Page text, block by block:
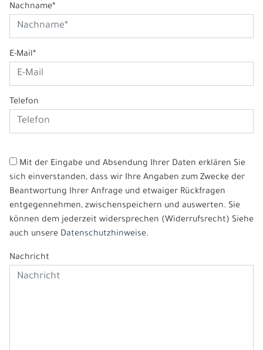
Nachname*
E-Mail*
Telefon
Mit der Eingabe und Absendung Ihrer Daten erklären Sie
sich einverstanden, dass wir Ihre Angaben zum Zwecke der
Beantwortung Ihrer Anfrage und etwaiger Rückfragen
entgegennehmen, zwischenspeichern und auswerten. Sie
können dem jederzeit widersprechen (Widerrufsrecht) Siehe
auch unsere Datenschutzhinweise.
Nachricht